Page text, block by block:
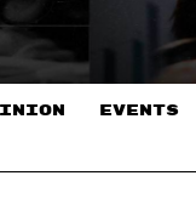
EVENTS